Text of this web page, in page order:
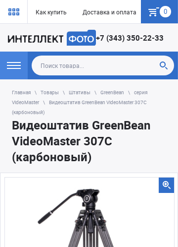
Как купить Доставка и оплата Гарантия
0
+7 (343) 350-22-33
Главная Товары Штативы GreenBean
серия
VideoMaster
Видеоштатив GreenBean VideoMaster 307C
(карбоновый)
Видеоштатив GreenBean
VideoMaster 307C
(карбоновый)